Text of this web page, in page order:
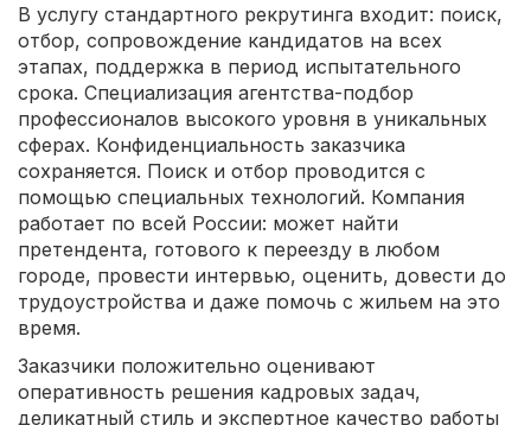
В услугу стандартного рекрутинга входит: поиск,
отбор, сопровождение кандидатов на всех
этапах, поддержка в период испытательного
срока. Специализация агентства-подбор
профессионалов высокого уровня в уникальных
сферах. Конфиденциальность заказчика
сохраняется. Поиск и отбор проводится с
помощью специальных технологий. Компания
работает по всей России: может найти
претендента, готового к переезду в любом
городе, провести интервью, оценить, довести до
трудоустройства и даже помочь с жильем на это
время.
Заказчики положительно оценивают
оперативность решения кадровых задач,
деликатный стиль и экспертное качество работы